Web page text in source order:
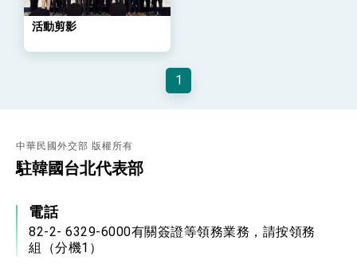
總統以「韌性之島，希望之光」為題發表2026新
變局中 奮起的新臺灣 總統發表國慶演說
總統發表執政周年談話 盼面對未來挑戰 堅持
賴總統就職演說影片
總統重要談話
我國政府將在美國亞利桑納州設立「駐鳳凰城辦
事處」，進一步深化台美交流合作
活動剪影
1
中華民國外交部 版權所有
駐韓國台北代表部
電話
82-2- 6329-6000有關簽證等領務業務，請按領務
組（分機1）